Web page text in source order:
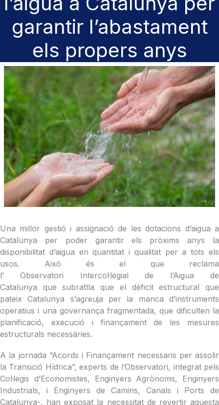
garantir l’abastament
els propers anys
Una millor gestió i assignació de les dotacions d’aigua a
Catalunya per poder garantir els pròxims anys la
disponibilitat d’aigua en quantitat i qualitat per a tots els
usos. Això és el que reclama
l’ Observatori Intercol·legial de l’Aigua de
Catalunya que subratlla que el dèficit estructural que
pateix Catalunya s’agreuja per la manca d’instruments
operatius i una governança fragmentada, que dificulten la
planificació, execució i finançament de les mesures
estructurals necessàries.
A la jornada “Acords i Finançament necessaris per assolir
la Transició Hídrica”, experts de l’Observatori, integrat pels
Col·legis d’Economistes, Enginyers Agrònoms, Enginyers
Industrials, i Enginyers de Camins, Canals i Ports de
Catalunya-, han exposat la necessitat de revertir aquesta